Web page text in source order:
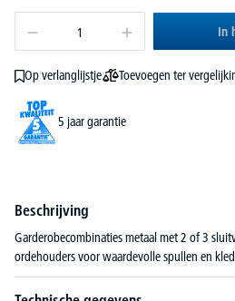
In
Op verlanglijstje Toevoegen ter
5 jaar garantie
Beschrijving
Garderobecombinaties metaal met 2 of 3
ordehouders voor waardevolle spullen en